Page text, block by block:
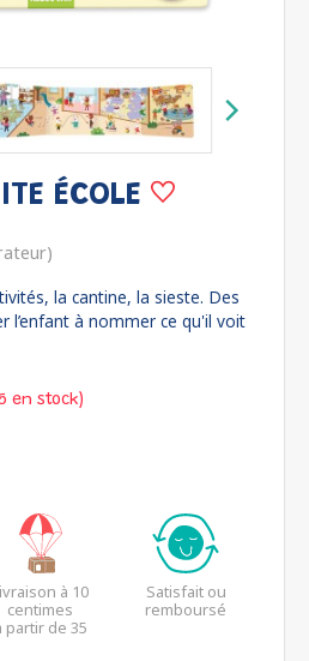
ÉCOLE
la cantine, la sieste. Des
l’enfant à nommer ce qu'il voit
en stock)
à 10
centimes
partir de 35
Satisfait ou
remboursé